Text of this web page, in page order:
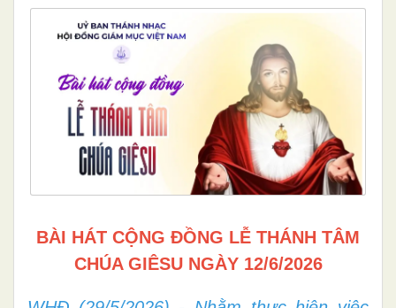
BÀI HÁT CỘNG ĐỒNG LỄ THÁNH TÂM
CHÚA GIÊSU NGÀY 12/6/2026